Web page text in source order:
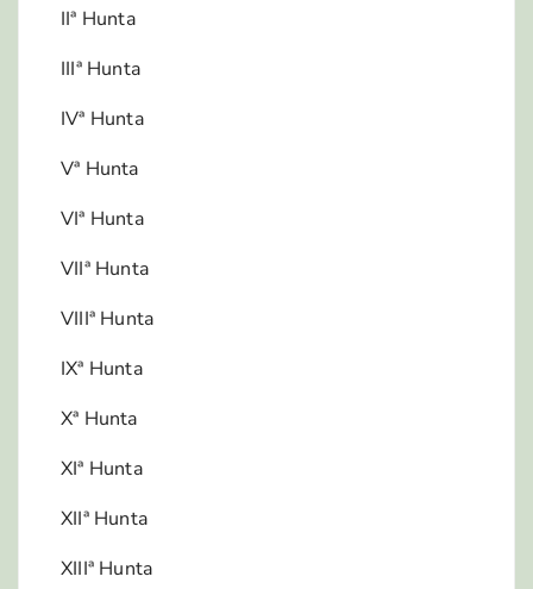
IIª Hunta
IIIª Hunta
IVª Hunta
Vª Hunta
VIª Hunta
VIIª Hunta
VIIIª Hunta
IXª Hunta
Xª Hunta
XIª Hunta
XIIª Hunta
XIIIª Hunta